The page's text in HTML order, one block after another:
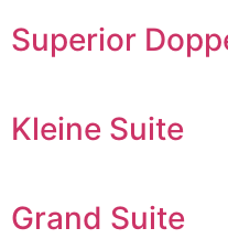
Superior
Kleine Suite
Grand Suite